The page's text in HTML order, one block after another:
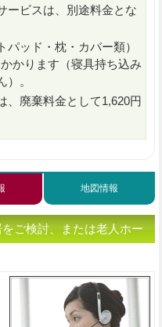
ービスは、別途料金とな
ッド・枕・カバー類）
かります（寝具持ち込み
。
、廃棄料金として1,620円
地図情報
ご検討、または老人ホー